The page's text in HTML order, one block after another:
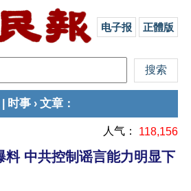
电子报 正體版
时事 › 文章 ：
人气： 118,156
料 中共控制谣言能力明显下